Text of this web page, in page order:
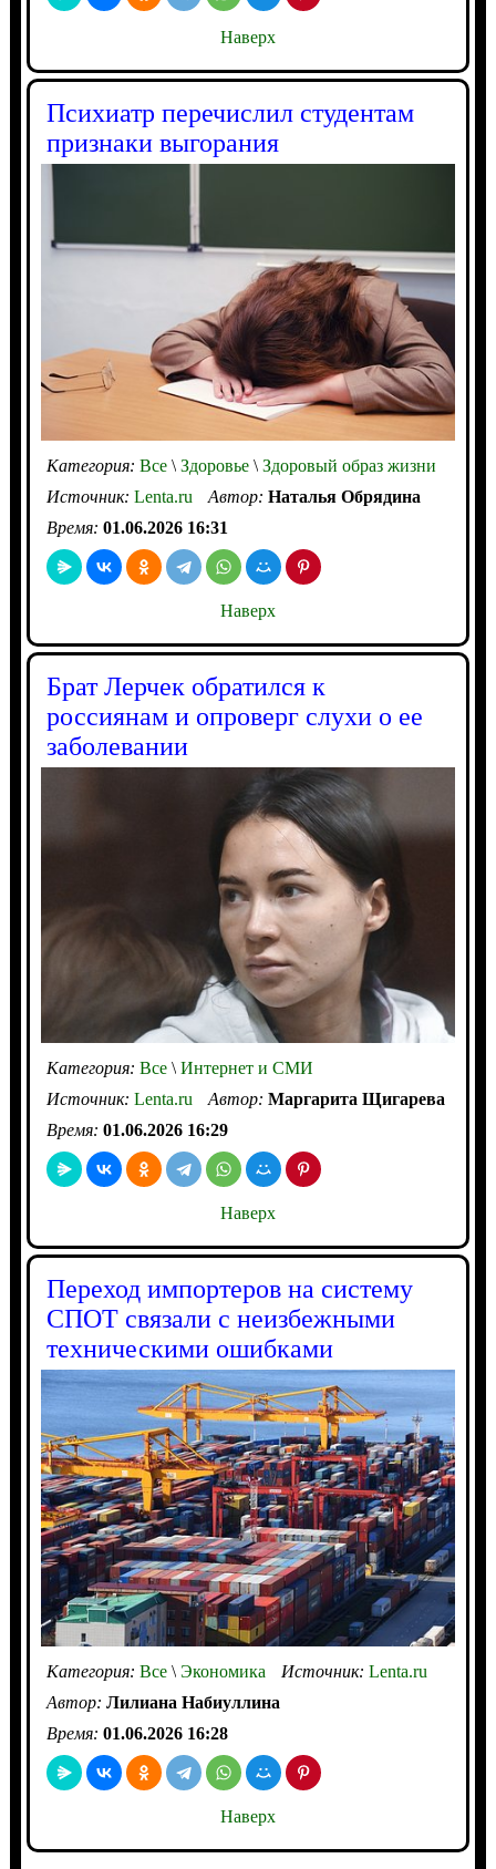
Наверх
Психиатр перечислил студентам
признаки выгорания
Категория: Все\Здоровье\Здоровый образ жизни
Источник: Lenta.ru Автор: Наталья Обрядина
Время: 01.06.2026 16:31
Наверх
Брат Лерчек обратился к
россиянам и опроверг слухи о ее
заболевании
Категория: Все\Интернет и СМИ
Источник: Lenta.ru Автор: Маргарита Щигарева
Время: 01.06.2026 16:29
Наверх
Переход импортеров на систему
СПОТ связали с неизбежными
техническими ошибками
Категория: Все\Экономика Источник: Lenta.ru
Автор: Лилиана Набиуллина
Время: 01.06.2026 16:28
Наверх